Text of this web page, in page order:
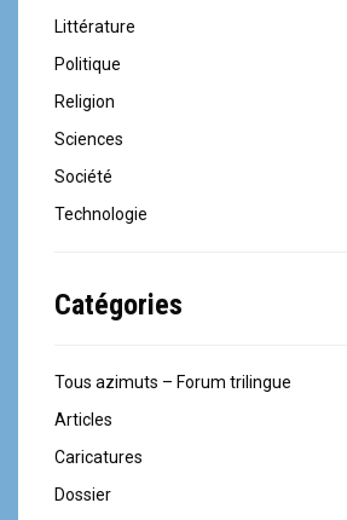
Littérature
Politique
Religion
Sciences
Société
Technologie
Catégories
Tous azimuts – Forum trilingue
Articles
Caricatures
Dossier